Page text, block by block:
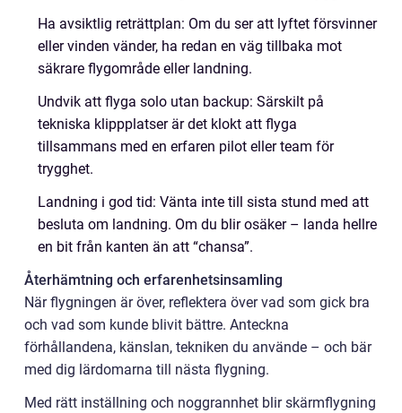
Ha avsiktlig reträttplan: Om du ser att lyftet försvinner
eller vinden vänder, ha redan en väg tillbaka mot
säkrare flygområde eller landning.
Undvik att flyga solo utan backup: Särskilt på
tekniska klippplatser är det klokt att flyga
tillsammans med en erfaren pilot eller team för
trygghet.
Landning i god tid: Vänta inte till sista stund med att
besluta om landning. Om du blir osäker – landa hellre
en bit från kanten än att “chansa”.
Återhämtning och erfarenhetsinsamling
När flygningen är över, reflektera över vad som gick bra
och vad som kunde blivit bättre. Anteckna
förhållandena, känslan, tekniken du använde – och bär
med dig lärdomarna till nästa flygning.
Med rätt inställning och noggrannhet blir skärmflygning